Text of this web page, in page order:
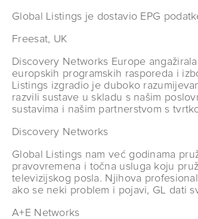
Global Listings je dostavio EPG
Freesat, UK
Discovery Networks Europe
europskih programskih rasporeda i
Listings izgradio je duboko
razvili sustave u skladu s našim
sustavima i našim partnerstvom s
Discovery Networks
Global Listings nam već godinama
pravovremena i točna usluga koju
televizijskog posla. Njihova
ako se neki problem i pojavi, GL dati
A+E Networks